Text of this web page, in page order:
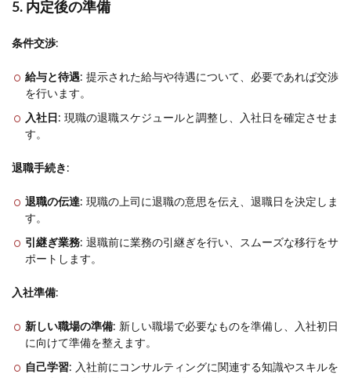
5. 内定後の準備
条件交渉:
給与と待遇: 提示された給与や待遇について、必要であれば交渉
を行います。
入社日 : 現職の退職スケジュールと調整し、入社日を確定させま
す。
退職手続き :
退職の伝達: 現職の上司に退職の意思を伝え、退職日を決定しま
す。
引継ぎ業務: 退職前に業務の引継ぎを行い、スムーズな移行をサ
ポートします。
入社準備:
新しい職場の準備: 新しい職場で必要なものを準備し、入社初日
に向けて準備を整えます。
自己学習: 入社前にコンサルティングに関連する知識やスキルを